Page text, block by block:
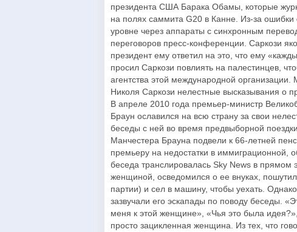
президента США Барака Обамы, которые
на полях саммита G20 в Канне. Из-за
уровне через аппараты с синхронным
переговоров пресс-конференции. Саркози
президент ему ответил на это, что ему
просил Саркози повлиять на палестинцев,
агентства этой международной
Николя Саркози нелестные высказывания о
В апреле 2010 года премьер-министр
Браун ославился на всю страну за свои
беседы с ней во время предвыборной
Манчестера Брауна подвели к 66-летней
премьеру на недостатки в иммиграционной,
беседа транслировалась Sky News в
женщиной, осведомился о ее внуках, пошутил
партии) и сел в машину, чтобы уехать.
зазвучали его эскапады по поводу беседы.
меня к этой женщине», «Чья это была
просто зацикленная женщина. Из тех, что